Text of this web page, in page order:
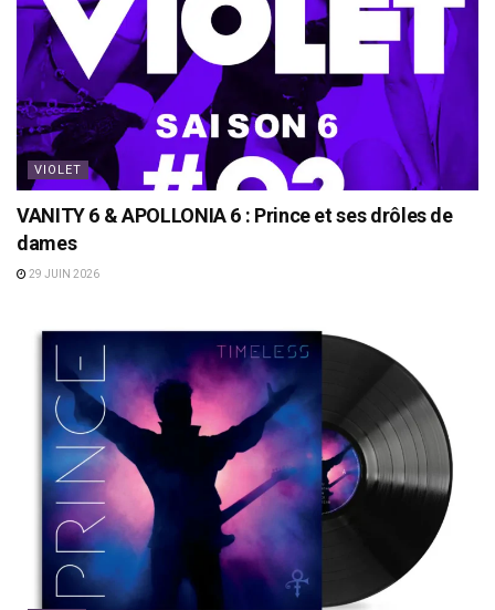
VIOLET
VANITY 6 & APOLLONIA 6 : Prince et ses drôles de
dames
29 JUIN 2026